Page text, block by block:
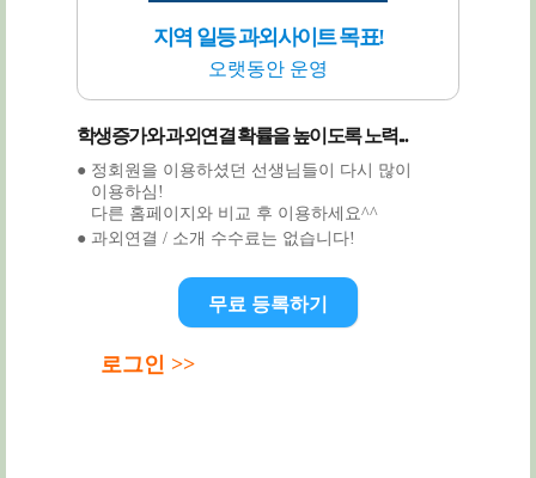
지역 일등 과외사이트 목표!
오랫동안 운영
학생증가와 과외연결 확률을 높이도록 노력...
● 정회원을 이용하셨던 선생님들이 다시 많이
이용하심!
다른 홈페이지와 비교 후 이용하세요^^
● 과외연결 / 소개 수수료는 없습니다!
무료 등록하기
로그인 >>